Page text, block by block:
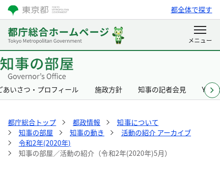
都全体で探す
あいさつ・プロフィール 施政方針 知事の記者会見
都庁総合トップ 都政情報
知事について
知事の部屋
知事の動き
活動の紹介 アーカイブ
令和2年(2020年)
知事の部屋／活動の紹介（令和2年(2020年)5月）